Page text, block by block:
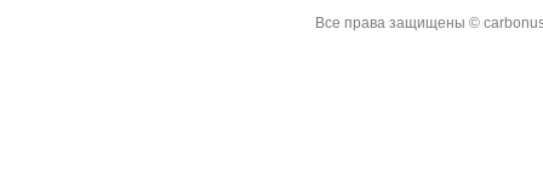
Все права защищены ©